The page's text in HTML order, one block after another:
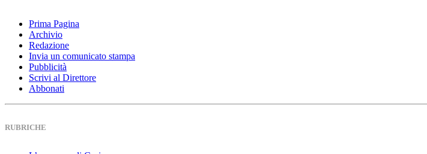
Prima Pagina
Archivio
Redazione
Invia un comunicato stampa
Pubblicità
Scrivi al Direttore
Abbonati
RUBRICHE